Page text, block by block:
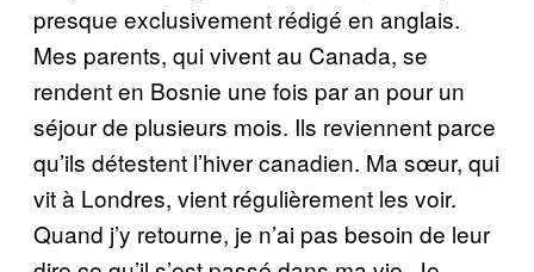
presque exclusivement rédigé en anglais.
Mes parents, qui vivent au Canada, se
rendent en Bosnie une fois par an pour un
séjour de plusieurs mois. Ils reviennent parce
qu’ils détestent l’hiver canadien. Ma sœur, qui
vit à Londres, vient régulièrement les voir.
Quand j’y retourne, je n’ai pas besoin de leur